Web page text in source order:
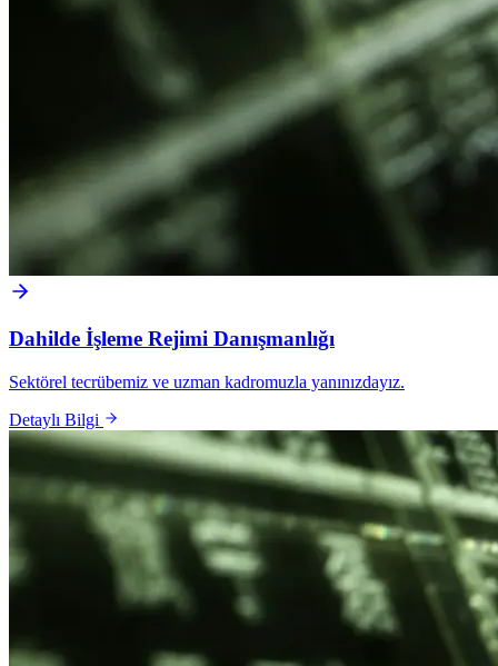
Dahilde İşleme Rejimi Danışmanlığı
Sektörel tecrübemiz ve uzman kadromuzla yanınızdayız.
Detaylı Bilgi